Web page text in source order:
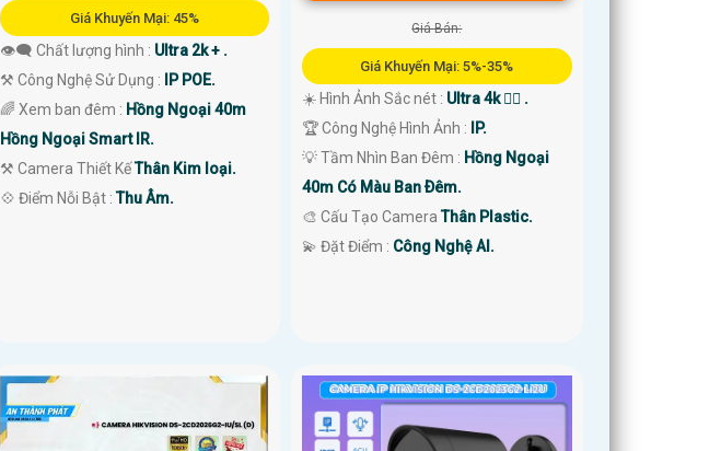
Giá Khuyến Mại: 45%
👁️‍🗨 Chất lượng hình : Ultra 2k + .
⚒ Công Nghệ Sử Dụng :
IP POE.
🌈 Xem ban đêm : Hồng Ngoại 40m
Hồng Ngoại Smart IR.
⚒ Camera Thiết KếThân Kim loại.
️💠 Điểm Nỗi Bật :Thu Âm.
Giá Bán:
Giá Khuyến Mại: 5%-35%
☀️ Hình Ảnh Sắc nét : Ultra 4k 👍🏾 .
🏆 Công Nghệ Hình Ảnh :
IP.
💡 Tầm Nhìn Ban Đêm : Hồng Ngoại
40m Có Màu Ban Ðêm.
🎨 Cấu Tạo CameraThân Plastic.
️💫 Đặt Điểm : Công Nghệ AI.